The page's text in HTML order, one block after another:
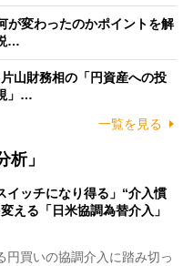
が変わったのかポイントを解
…
山財務相の「円資産への投
」…
一覧を見る
」
イッチになり得る」“介入慣
える「日米協調為替介入」
買いの協調介入に踏み切っ